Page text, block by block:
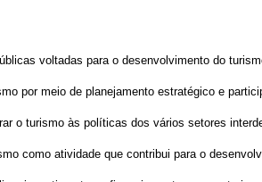
voltadas para o desenvolvimento do
por meio de planejamento estratégico e
o turismo às políticas dos vários setores
como atividade que contribui para o